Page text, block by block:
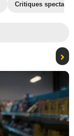
Critiques